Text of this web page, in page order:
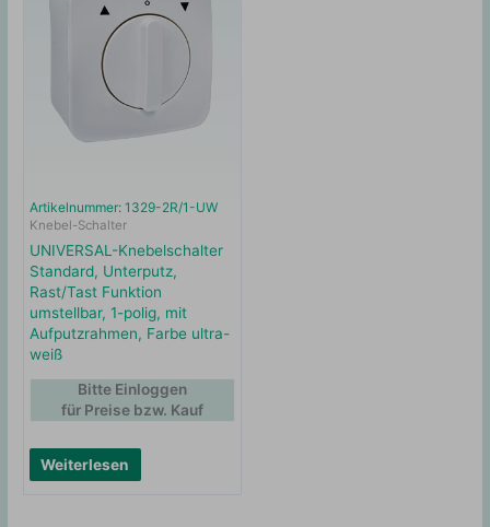
Artikelnummer: 1329-2R/1-UW
Knebel-Schalter
UNIVERSAL-Knebelschalter
Standard, Unterputz,
Rast/Tast Funktion
umstellbar, 1-polig, mit
Aufputzrahmen, Farbe ultra-
weiß
Weiterlesen
Bitte Einloggen
für Preise bzw. Kauf